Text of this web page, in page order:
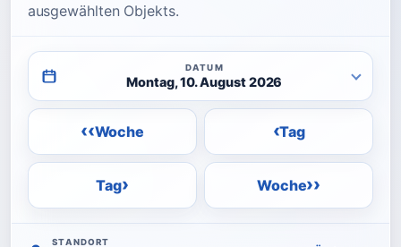
ausgewählten Objekts.
‹‹Woche ‹Tag
DATUM
Montag, 10. August 2026
Tag› Woche››
STANDORT